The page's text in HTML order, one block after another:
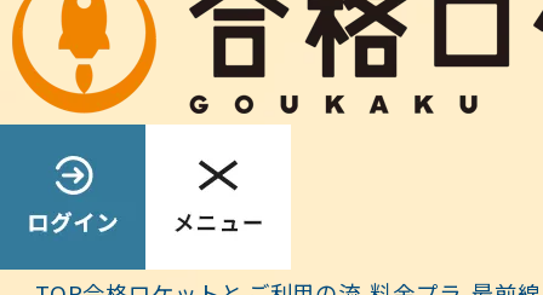
域内において行われる切土であって，当該切土をした土地の部分に高
さが3mの崖を生ずることとなる工事の許可を受けた工事について，特
定工程に係る工事を終えたときは，都道府県知事の中間検査を申請し
なければならない．
【解答】×
（令和7年 合格ロケット直前講義より）